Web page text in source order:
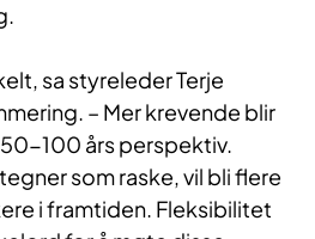
sa styreleder Terje
– Mer krevende blir
100 års perspektiv.
som raske, vil bli flere
i framtiden. Fleksibilitet